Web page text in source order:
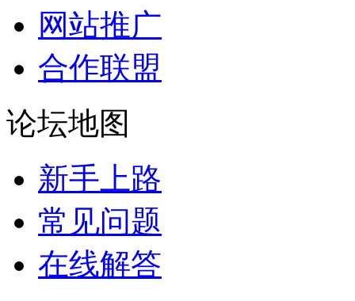
网站推广
合作联盟
论坛地图
新手上路
常见问题
在线解答